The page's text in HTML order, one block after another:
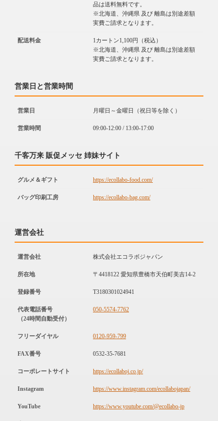
品は送料無料です。
※北海道、沖縄県 及び 離島は別途差額
実費ご請求となります。
配送料金
1カートン1,100円（税込）
※北海道、沖縄県 及び 離島は別途差額
実費ご請求となります。
営業日と営業時間
営業日 月曜日～金曜日（祝日等を除く）
営業時間 09:00-12:00 / 13:00-17:00
千客万来 販促メッセ 姉妹サイト
グルメ＆ギフト https://ecollabo-food.com/
バッグ印刷工房 https://ecollabo-bag.com/
運営会社
運営会社 株式会社エコラボジャパン
所在地 〒4418122 愛知県豊橋市天伯町美吉14-2
登録番号 T3180301024941
代表電話番号
（24時間自動受付）
050-5574-7762
フリーダイヤル 0120-959-799
FAX番号 0532-35-7681
コーポレートサイト https://ecollaboj.co.jp/
Instagram https://www.instagram.com/ecollabojapan/
YouTube https://www.youtube.com/@ecollabo-jp